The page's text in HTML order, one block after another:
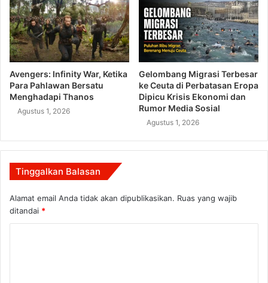
Avengers: Infinity War, Ketika
Para Pahlawan Bersatu
Menghadapi Thanos
Agustus 1, 2026
Gelombang Migrasi Terbesar
ke Ceuta di Perbatasan Eropa
Dipicu Krisis Ekonomi dan
Rumor Media Sosial
Agustus 1, 2026
Tinggalkan Balasan
Alamat email Anda tidak akan dipublikasikan. Ruas yang wajib
ditandai *